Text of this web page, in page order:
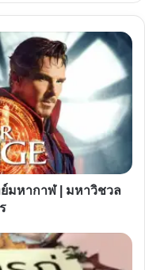
มหากาฬ | มหาวิชวล